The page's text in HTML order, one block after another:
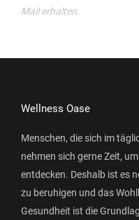
Mail erhalten.
Wellness Oase
Menschen, die sich im
nehmen sich gerne Zeit,
entdecken. Deshalb ist es
zu beruhigen und das
Gesundheit ist die